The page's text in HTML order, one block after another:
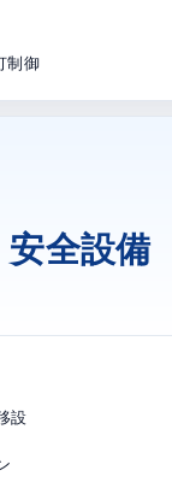
制御
安全設備
設